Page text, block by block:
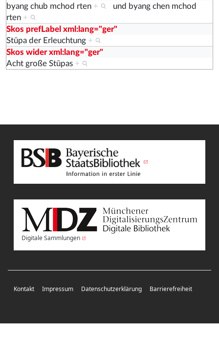
byang chub mchod rten + und byang chen mchod
rten +
Skos prefLabel xml:lang="ger"
Stūpa der Erleuchtung +
Skos wider xml:lang="ger"
Acht große Stūpas +
Digitale Sammlungen
Kontakt Impressum Datenschutzerklärung Barrierefreiheit